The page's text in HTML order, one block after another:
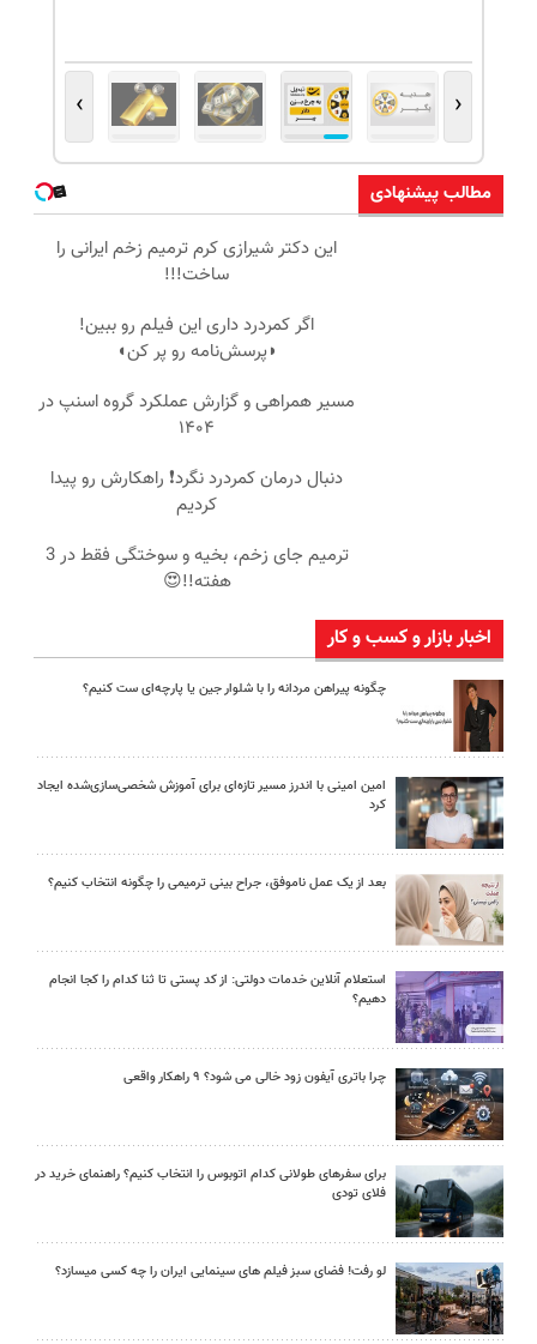
‹
›
مطالب پیشنهادی
این دکتر شیرازی کرم ترمیم زخم ایرانی را
ساخت!!!
اگر کمردرد داری این فیلم رو ببین!
◗پرسش‌نامه رو پر کن◖
مسیر همراهی و گزارش عملکرد گروه اسنپ در
۱۴۰۴
دنبال درمان کمردرد نگرد❗ راهکارش رو پیدا
کردیم
ترمیم جای زخم، بخیه و سوختگی فقط در 3
هفته!!😍
اخبار بازار و کسب و کار
چگونه پیراهن مردانه را با شلوار جین یا پارچه‌ای ست کنیم؟
امین امینی با اندرز مسیر تازه‌ای برای آموزش شخصی‌سازی‌شده ایجاد
کرد
بعد از یک عمل ناموفق، جراح بینی ترمیمی را چگونه انتخاب کنیم؟
استعلام آنلاین خدمات دولتی: از کد پستی تا ثنا کدام را کجا انجام
دهیم؟
چرا باتری آیفون زود خالی می شود؟ ۹ راهکار واقعی
برای سفرهای طولانی کدام اتوبوس را انتخاب کنیم؟ راهنمای خرید در
فلای تودی
لو رفت! فضای سبز فیلم های سینمایی ایران را چه کسی میسازد؟